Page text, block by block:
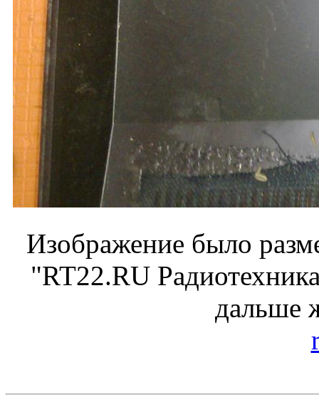
Изображение было
"RT22.RU
дальше